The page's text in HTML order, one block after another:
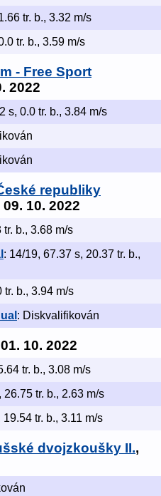
tr. b., 3.32 m/s
tr. b., 3.59 m/s
- Free Sport
2022
s, 0.0 tr. b., 3.84 m/s
republiky
10. 2022
b., 3.68 m/s
: 14/19, 67.37 s, 20.37 tr. b.,
tr. b., 3.94 m/s
: Diskvalifikován
10. 2022
tr. b., 3.08 m/s
26.75 tr. b., 2.63 m/s
19.54 tr. b., 3.11 m/s
dvojzkoušky II.,